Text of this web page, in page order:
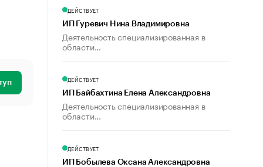
ДЕЙСТВУЕТ
ИП Гуревич Нина Владимировна
Деятельность специализированная в
области...
ДЕЙСТВУЕТ
ИП Байбахтина Елена Александровна
Деятельность специализированная в
области...
ДЕЙСТВУЕТ
ИП Бобылева Оксана Александровна